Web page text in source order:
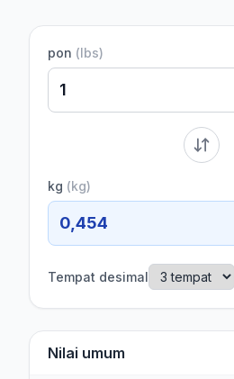
pon (lbs)
kg (kg)
0,454
Tempat desimal
Nilai umum